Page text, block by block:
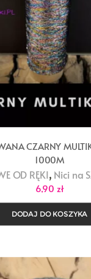
CZARNY
1000M
OD RĘKI, Nici na
6,90 zł
DODAJ DO KOSZYKA